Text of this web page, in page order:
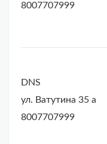
8007707999
DNS
ул. Ватутина 35 а
8007707999